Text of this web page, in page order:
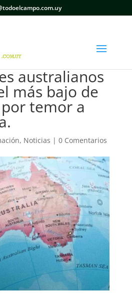
australianos
más bajo de
temor a
, Noticias | 0 Comentarios